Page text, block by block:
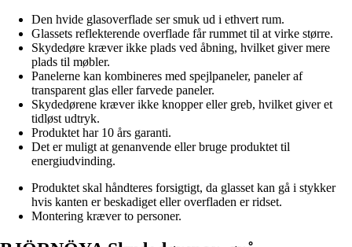
Den hvide glasoverflade ser smuk ud i ethvert rum.
Glassets reflekterende overflade får rummet til at virke større.
Skydedøre kræver ikke plads ved åbning, hvilket giver mere
plads til møbler.
Panelerne kan kombineres med spejlpaneler, paneler af
transparent glas eller farvede paneler.
Skydedørene kræver ikke knopper eller greb, hvilket giver et
tidløst udtryk.
Produktet har 10 års garanti.
Det er muligt at genanvende eller bruge produktet til
energiudvinding.
Produktet skal håndteres forsigtigt, da glasset kan gå i stykker
hvis kanten er beskadiget eller overfladen er ridset.
Montering kræver to personer.